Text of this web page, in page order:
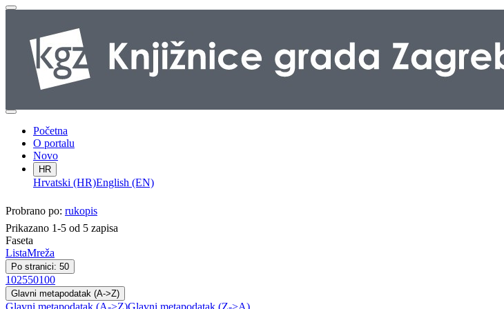
Početna
O portalu
Novo
HR
Hrvatski (HR)English (EN)
Probrano po: rukopis
Prikazano 1-5 od 5 zapisa
Faseta
ListaMreža
Po stranici: 50
102550100
Glavni metapodatak (A->Z)
Glavni metapodatak (A->Z)Glavni metapodatak (Z->A)